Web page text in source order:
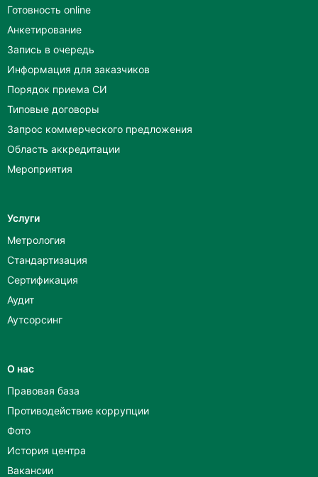
Готовность online
Анкетирование
Запись в очередь
Информация для заказчиков
Порядок приема СИ
Типовые договоры
Запрос коммерческого предложения
Область аккредитации
Мероприятия
Услуги
Метрология
Стандартизация
Сертификация
Аудит
Аутсорсинг
О нас
Правовая база
Противодействие коррупции
Фото
История центра
Вакансии